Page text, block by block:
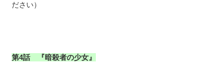
ださい）
第4話 『暗殺者の少女』